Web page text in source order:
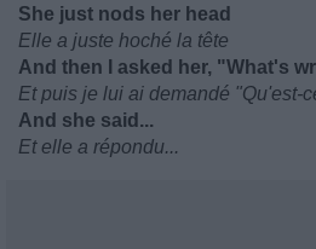
She just nods her head
Elle a juste hoché la tête
And then I asked her, "What's
Et puis je lui ai demandé "Qu'est-
And she said...
Et elle a répondu...